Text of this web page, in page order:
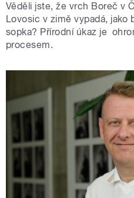
Věděli jste, že vrch Boreč v
Lovosic v zimě vypadá, jako
sopka? Přírodní úkaz je
procesem.